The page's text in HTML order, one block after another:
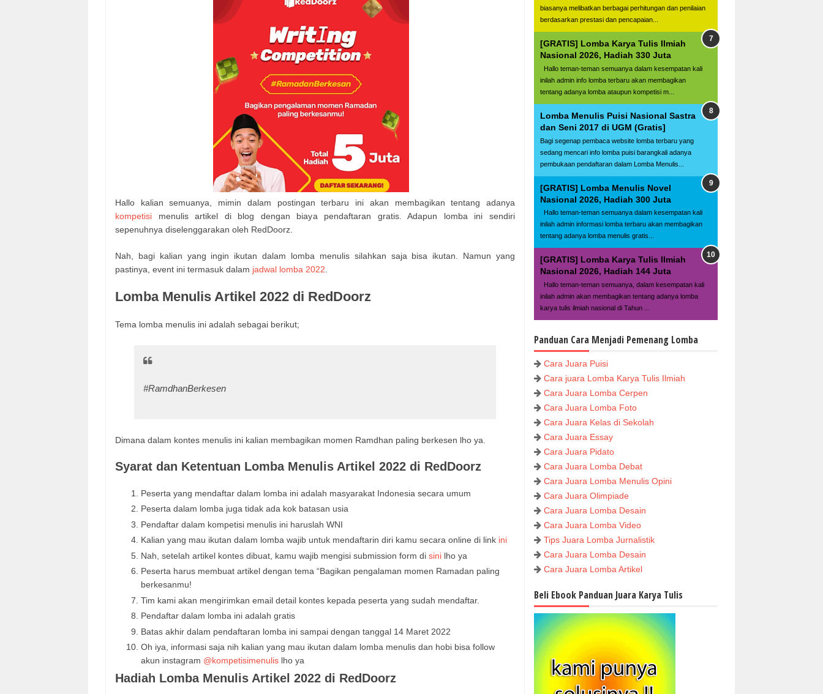
Hallo kalian semuanya, mimin dalam postingan terbaru ini akan membagikan tentang adanya
kompetisi menulis artikel di blog dengan biaya pendaftaran gratis. Adapun lomba ini sendiri
sepenuhnya diselenggarakan oleh RedDoorz.
Nah, bagi kalian yang ingin ikutan dalam lomba menulis silahkan saja bisa ikutan. Namun yang
pastinya, event ini termasuk dalam jadwal lomba 2022
Lomba Menulis Artikel 2022 di RedDoorz
Tema lomba menulis ini adalah sebagai berikut;
#RamdhanBerkesen
Dimana dalam kontes menulis ini kalian membagikan momen Ramdhan paling berkesen lho ya.
Syarat dan Ketentuan Lomba Menulis Artikel 2022 di RedDoorz
Peserta yang mendaftar dalam lomba ini adalah masyarakat Indonesia secara umum
Peserta dalam lomba juga tidak ada kok batasan usia
Pendaftar dalam kompetisi menulis ini haruslah WNI
Kalian yang mau ikutan dalam lomba wajib untuk mendaftarin diri kamu secara online di link ini
Nah, setelah artikel kontes dibuat, kamu wajib mengisi submission form di sini lho ya
Peserta harus membuat artikel dengan tema “Bagikan pengalaman momen Ramadan paling
berkesanmu!
Tim kami akan mengirimkan email detail kontes kepada peserta yang sudah mendaftar.
Pendaftar dalam lomba ini adalah gratis
Batas akhir dalam pendaftaran lomba ini sampai dengan tanggal 14 Maret 2022
Oh iya, informasi saja nih kalian yang mau ikutan dalam lomba menulis dan hobi bisa follow
akun instagram @kompetisimenulis lho ya
Hadiah Lomba Menulis Artikel 2022 di RedDoorz
biasanya melibatkan berbagai perhitungan dan penilaian
berdasarkan prestasi dan pencapaian...
[GRATIS] Lomba Karya Tulis Ilmiah
Nasional 2026, Hadiah 330 Juta
Hallo teman-teman semuanya dalam kesempatan kali
inilah admin info lomba terbaru akan membagikan
tentang adanya lomba ataupun kompetisi m...
Lomba Menulis Puisi Nasional Sastra
dan Seni 2017 di UGM (Gratis]
Bagi segenap pembaca website lomba terbaru yang
sedang mencari info lomba puisi barangkali adanya
pembukaan pendaftaran dalam Lomba Menulis...
[GRATIS] Lomba Menulis Novel
Nasional 2026, Hadiah 300 Juta
Hallo teman-teman semuanya dalam kesempatan kali
inilah admin informasi lomba terbaru akan membagikan
tentang adanya lomba menulis gratis...
[GRATIS] Lomba Karya Tulis Ilmiah
Nasional 2026, Hadiah 144 Juta
Hallo teman-teman semuanya, dalam kesempatan kali
inilah admin akan membagikan tentang adanya lomba
karya tulis ilmiah nasional di Tahun ...
Panduan Cara Menjadi Pemenang Lomba
Cara Juara Puisi
Cara juara Lomba Karya Tulis Ilmiah
Cara Juara Lomba Cerpen
Cara Juara Lomba Foto
Cara Juara Kelas di Sekolah
Cara Juara Essay
Cara Juara Pidato
Cara Juara Lomba Debat
Cara Juara Lomba Menulis Opini
Cara Juara Olimpiade
Cara Juara Lomba Desain
Cara Juara Lomba Video
Tips Juara Lomba Jurnalistik
Cara Juara Lomba Desain
Cara Juara Lomba Artikel
Beli Ebook Panduan Juara Karya Tulis